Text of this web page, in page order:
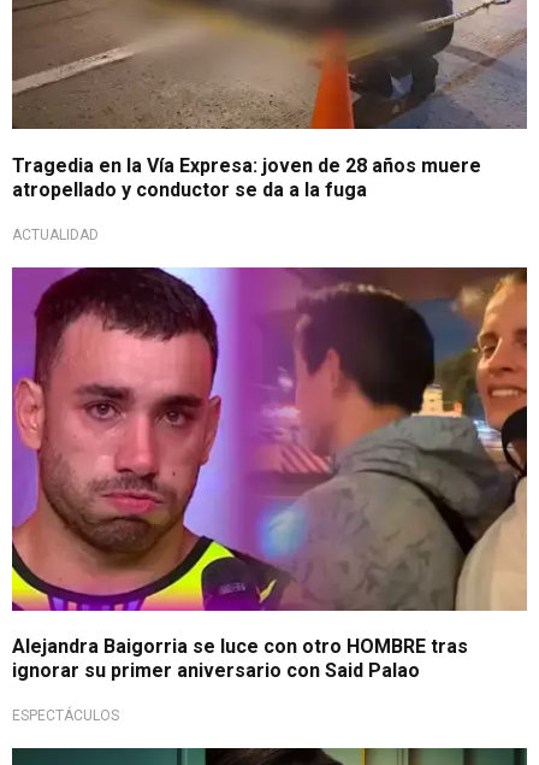
Tragedia en la Vía Expresa: joven de 28 años muere
atropellado y conductor se da a la fuga
ACTUALIDAD
¿Problemas en la relación?
Alejandra Baigorria se luce con otro HOMBRE tras
ignorar su primer aniversario con Said Palao
ESPECTÁCULOS